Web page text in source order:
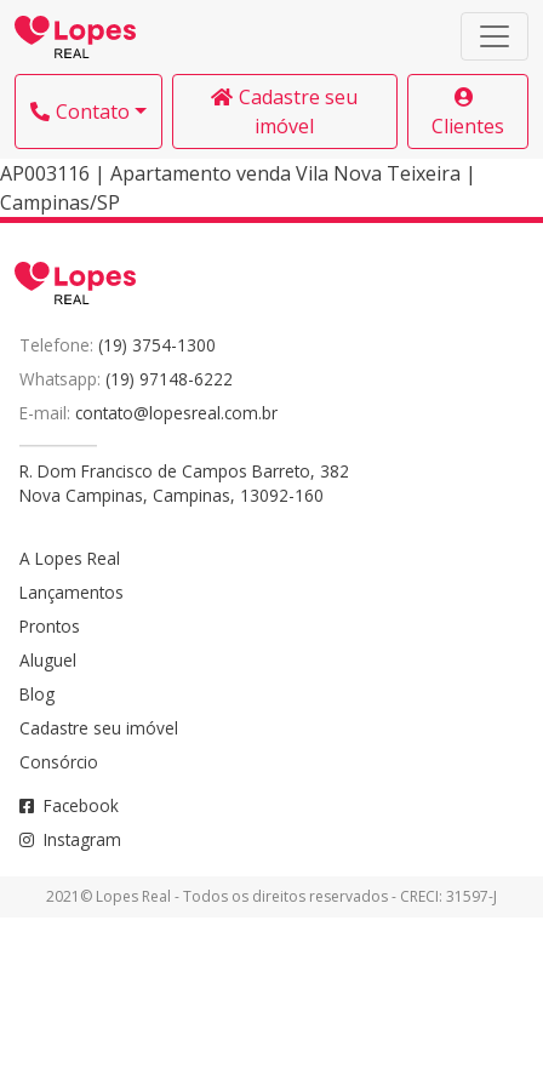
Contato
Cadastre seu
imóvel
Clientes
AP003116 | Apartamento venda Vila Nova Teixeira |
Campinas/SP
Telefone: (19) 3754-1300
Whatsapp: (19) 97148-6222
E-mail: contato@lopesreal.com.br
R. Dom Francisco de Campos Barreto, 382
Nova Campinas, Campinas, 13092-160
A Lopes Real
Lançamentos
Prontos
Aluguel
Blog
Cadastre seu imóvel
Consórcio
Facebook
Instagram
2021© Lopes Real - Todos os direitos reservados - CRECI: 31597-J